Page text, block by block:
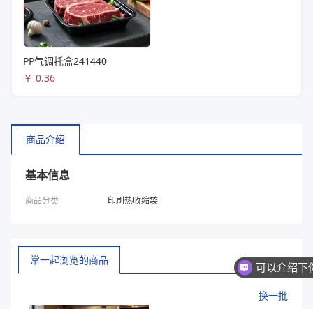
PP气调托盒241440
￥ 0.36
商品介绍
基本信息
商品分类 印刷热收缩袋
常一起浏览的商品
换一批